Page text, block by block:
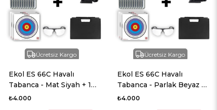
Ücretsiz Kargo
Ekol ES 66C Havalı
Tabanca - Mat Siyah + 10
Adet Co2 + 3 Adet 4.5mm
₺4.000
Ücretsiz Kargo
Ekol ES 66C Havalı
Tabanca - Parlak Beyaz +
10 Adet Co2 + 3 Adet
₺4.000